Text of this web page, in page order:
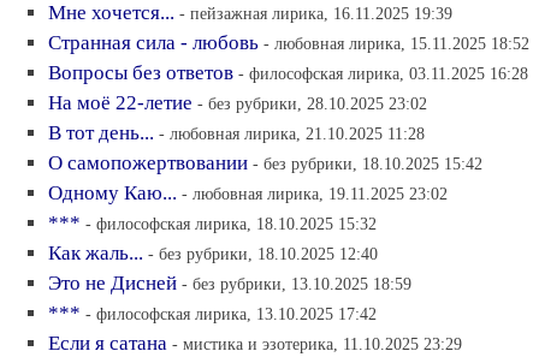
Мне хочется... - пейзажная лирика, 16.11.2025 19:39
Странная сила - любовь - любовная лирика, 15.11.2025 18:52
Вопросы без ответов - философская лирика, 03.11.2025 16:28
На моё 22-летие - без рубрики, 28.10.2025 23:02
В тот день... - любовная лирика, 21.10.2025 11:28
О самопожертвовании - без рубрики, 18.10.2025 15:42
Одному Каю... - любовная лирика, 19.11.2025 23:02
*** - философская лирика, 18.10.2025 15:32
Как жаль... - без рубрики, 18.10.2025 12:40
Это не Дисней - без рубрики, 13.10.2025 18:59
*** - философская лирика, 13.10.2025 17:42
Если я сатана - мистика и эзотерика, 11.10.2025 23:29